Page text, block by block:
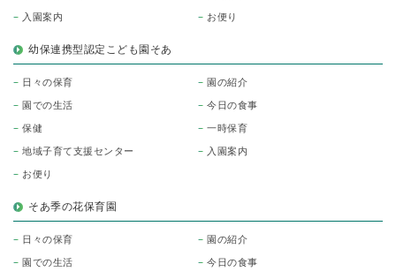
入園案内 お便り
幼保連携型認定こども園そあ
日々の保育 園の紹介
園での生活 今日の食事
保健 一時保育
地域子育て支援センター 入園案内
お便り
そあ季の花保育園
日々の保育 園の紹介
園での生活 今日の食事